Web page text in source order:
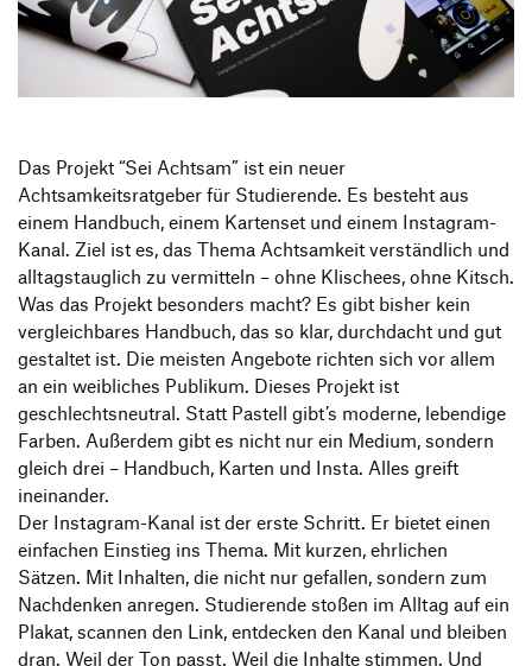
Transfer und Kooperation
Produktgestaltung B.A.
Strategische Gestaltung M.A.
Das Projekt “Sei Achtsam” ist ein neuer
Achtsamkeitsratgeber für Studierende. Es besteht aus
einem Handbuch, einem Kartenset und einem Instagram-
Kanal. Ziel ist es, das Thema Achtsamkeit verständlich und
alltagstauglich zu vermitteln – ohne Klischees, ohne Kitsch.
Was das Projekt besonders macht? Es gibt bisher kein
vergleichbares Handbuch, das so klar, durchdacht und gut
gestaltet ist. Die meisten Angebote richten sich vor allem
an ein weibliches Publikum. Dieses Projekt ist
geschlechtsneutral. Statt Pastell gibt’s moderne, lebendige
Farben. Außerdem gibt es nicht nur ein Medium, sondern
gleich drei – Handbuch, Karten und Insta. Alles greift
ineinander.
Der Instagram-Kanal ist der erste Schritt. Er bietet einen
einfachen Einstieg ins Thema. Mit kurzen, ehrlichen
Sätzen. Mit Inhalten, die nicht nur gefallen, sondern zum
Nachdenken anregen. Studierende stoßen im Alltag auf ein
Plakat, scannen den Link, entdecken den Kanal und bleiben
dran. Weil der Ton passt. Weil die Inhalte stimmen. Und